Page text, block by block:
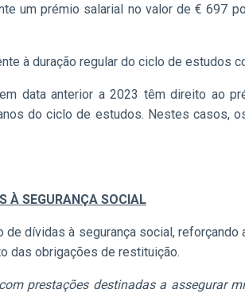
um prémio salarial no valor de € 697
à duração regular do ciclo de estudos
data anterior a 2023 têm direito ao
do ciclo de estudos. Nestes casos,
À SEGURANÇA SOCIAL
dívidas à segurança social,
das obrigações de restituição.
prestações destinadas a assegurar